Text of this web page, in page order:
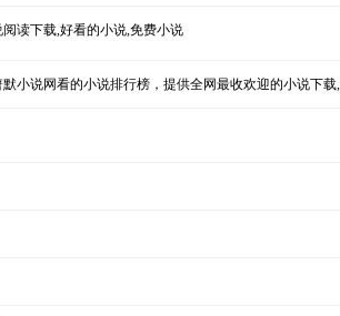
阅读下载,好看的小说,免费小说
默小说网看的小说排行榜，提供全网最收欢迎的小说下